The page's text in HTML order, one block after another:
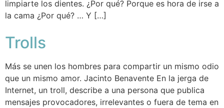
limpiarte los dientes. ¿Por qué? Porque es hora de irse a
la cama ¿Por qué? … Y […]
Trolls
Más se unen los hombres para compartir un mismo odio
que un mismo amor. Jacinto Benavente En la jerga de
Internet, un troll​, describe a una persona que publica
mensajes provocadores, irrelevantes o fuera de tema en